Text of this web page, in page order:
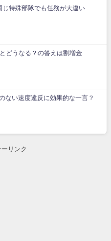
じ特殊部隊でも任務が大違い
どうなる？の答えは割増金
ない速度違反に効果的な一言？
ーリンク